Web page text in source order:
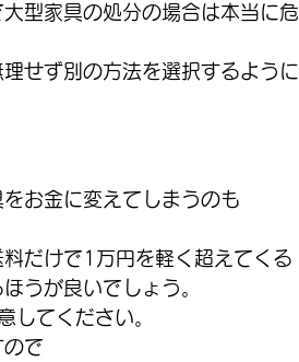
型家具の処分の場合は本当に危
せず別の方法を選択するように
お金に変えてしまうのも
だけで1万円を軽く超えてくる
うが良いでしょう。
してください。
で